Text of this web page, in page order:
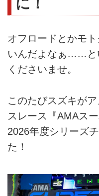
オフロードとかモ
いんだよなぁ……と
くださいませ。
このたびスズキが
スレース『AMAス
2026年度シリーズ
た！